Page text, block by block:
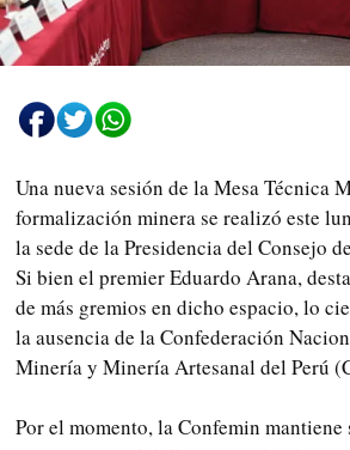
Una nueva sesión de la Mesa Técnica
formalización minera se realizó este
la sede de la Presidencia del Consejo
Si bien el premier Eduardo Arana,
de más gremios en dicho espacio, lo
la ausencia de la Confederación
Minería y Minería Artesanal del Perú
Por el momento, la Confemin mantiene